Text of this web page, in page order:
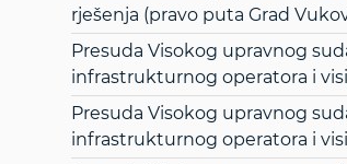
rješenja (pravo puta Grad
Presuda Visokog upravnog
infrastrukturnog operatora i
Presuda Visokog upravnog
infrastrukturnog operatora i